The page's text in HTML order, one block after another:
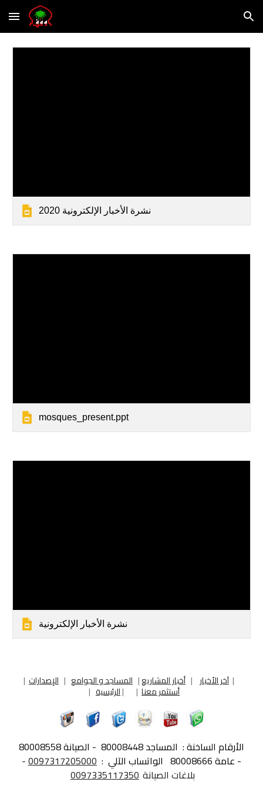
Skip to main content Skip to navigation
2020 نشرة الأخبار الإلكترونية
mosques_present.ppt
نشرة الأخبار الإلكترونية
| آخر الأخبار | أخبار المشاريع| المساجد و الجوامع | الإصدارات |
أستثمر معنا |
|الرئيسية |
الأرقام الساخنة :
المساجد 80008448 - الصيانة 80008558
- عامة 80008666
الواتساب الآلي : 0097317205000
-
بلاغات الصيانة 0097335117350